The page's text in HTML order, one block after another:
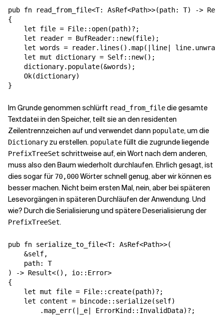
pub fn read_from_file<T: AsRef<Path>>(path: T) ->
{
    let file = File::open(path)?;
    let reader = BufReader::new(file);
let words = reader.lines().map(|line|
    let mut dictionary = Self::new();
    dictionary.populate(&words);
    Ok(dictionary)
}
Im Grunde genommen schlürft read_from_filedie gesamte
Textdatei in den Speicher, teilt sie an den residenten
Zeilentrennzeichen auf und verwendet dann populate, um die
Dictionary zu erstellen. populate füllt die zugrunde liegende
PrefixTreeSet schrittweise auf, ein Wort nach dem anderen,
muss also den Baum wiederholt durchlaufen. Ehrlich gesagt, ist
dies sogar für 70,000Wörter schnell genug, aber wir können es
besser machen. Nicht beim ersten Mal, nein, aber bei späteren
Lesevorgängen in späteren Durchläufen der Anwendung. Und
wie? Durch die Serialisierung und spätere Deserialisierung der
PrefixTreeSet.
pub fn serialize_to_file<T: AsRef<Path>>(
    &self,
    path: T
) -> Result<(), io::Error>
{
    let mut file = File::create(path)?;
    let content = bincode::serialize(self)
        .map_err(|_e| ErrorKind::InvalidData)?;